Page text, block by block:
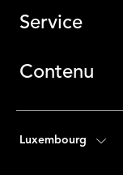
Service
Contenu
Luxembourg